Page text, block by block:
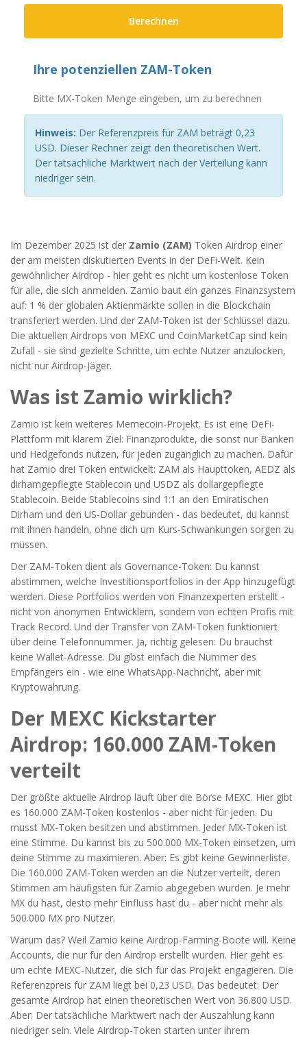
Berechnen
Ihre potenziellen ZAM-Token
Bitte MX-Token Menge eingeben, um zu berechnen
Hinweis: Der Referenzpreis für ZAM beträgt 0,23
USD. Dieser Rechner zeigt den theoretischen Wert.
Der tatsächliche Marktwert nach der Verteilung kann
niedriger sein.
Im Dezember 2025 ist der Zamio (ZAM) Token Airdrop einer
der am meisten diskutierten Events in der DeFi-Welt. Kein
gewöhnlicher Airdrop - hier geht es nicht um kostenlose Token
für alle, die sich anmelden. Zamio baut ein ganzes Finanzsystem
auf: 1 % der globalen Aktienmärkte sollen in die Blockchain
transferiert werden. Und der ZAM-Token ist der Schlüssel dazu.
Die aktuellen Airdrops von MEXC und CoinMarketCap sind kein
Zufall - sie sind gezielte Schritte, um echte Nutzer anzulocken,
nicht nur Airdrop-Jäger.
Was ist Zamio wirklich?
Zamio ist kein weiteres Memecoin-Projekt. Es ist eine DeFi-
Plattform mit klarem Ziel: Finanzprodukte, die sonst nur Banken
und Hedgefonds nutzen, für jeden zugänglich zu machen. Dafür
hat Zamio drei Token entwickelt: ZAM als Haupttoken, AEDZ als
dirhamgepflegte Stablecoin und USDZ als dollargepflegte
Stablecoin. Beide Stablecoins sind 1:1 an den Emiratischen
Dirham und den US-Dollar gebunden - das bedeutet, du kannst
mit ihnen handeln, ohne dich um Kurs-Schwankungen sorgen zu
müssen.
Der ZAM-Token dient als Governance-Token: Du kannst
abstimmen, welche Investitionsportfolios in der App hinzugefügt
werden. Diese Portfolios werden von Finanzexperten erstellt -
nicht von anonymen Entwicklern, sondern von echten Profis mit
Track Record. Und der Transfer von ZAM-Token funktioniert
über deine Telefonnummer. Ja, richtig gelesen: Du brauchst
keine Wallet-Adresse. Du gibst einfach die Nummer des
Empfängers ein - wie eine WhatsApp-Nachricht, aber mit
Kryptowährung.
Der MEXC Kickstarter
Airdrop: 160.000 ZAM-Token
verteilt
Der größte aktuelle Airdrop läuft über die Börse MEXC. Hier gibt
es 160.000 ZAM-Token kostenlos - aber nicht für jeden. Du
musst MX-Token besitzen und abstimmen. Jeder MX-Token ist
eine Stimme. Du kannst bis zu 500.000 MX-Token einsetzen, um
deine Stimme zu maximieren. Aber: Es gibt keine Gewinnerliste.
Die 160.000 ZAM-Token werden an die Nutzer verteilt, deren
Stimmen am häufigsten für Zamio abgegeben wurden. Je mehr
MX du hast, desto mehr Einfluss hast du - aber nicht mehr als
500.000 MX pro Nutzer.
Warum das? Weil Zamio keine Airdrop-Farming-Boote will. Keine
Accounts, die nur für den Airdrop erstellt wurden. Hier geht es
um echte MEXC-Nutzer, die sich für das Projekt engagieren. Die
Referenzpreis für ZAM liegt bei 0,23 USD. Das bedeutet: Der
gesamte Airdrop hat einen theoretischen Wert von 36.800 USD.
Aber: Der tatsächliche Marktwert nach der Auszahlung kann
niedriger sein. Viele Airdrop-Token starten unter ihrem